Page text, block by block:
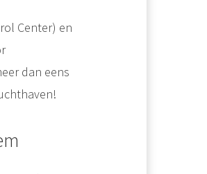
Center) en
dan eens